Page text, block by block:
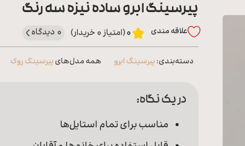
پیرسینگ ابرو ساده نیزه سه رنگ
علاقه‌ مندی 0(امتیاز 0 خریدار) 0 دیدگاه
دسته‌بندی: پیرسینگ ابرو همه مدل‌های پیرسینگ روک
در یک نگاه:
مناسب برای تمام استایل‌‌ها